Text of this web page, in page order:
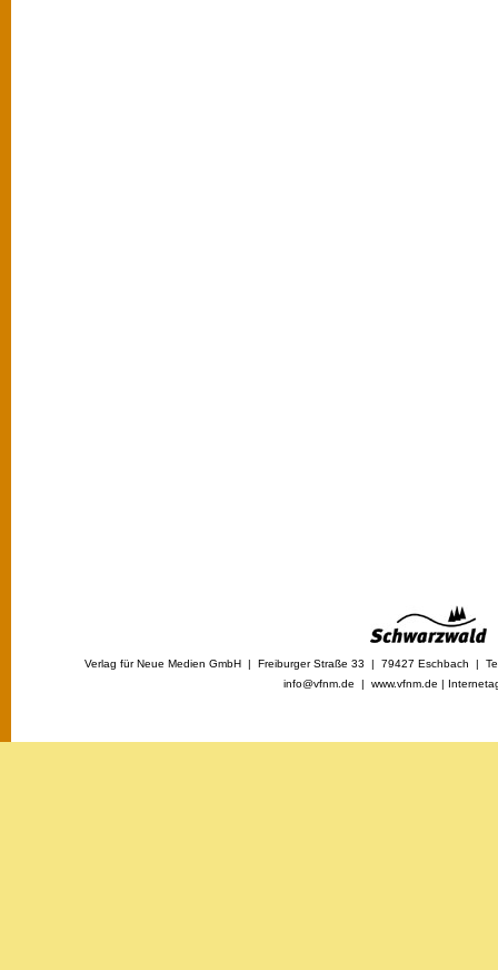
Verlag für Neue Medien GmbH | Freiburger Straße 33 | 79427 Eschbach |
info@vfnm.de | www.vfnm.de |